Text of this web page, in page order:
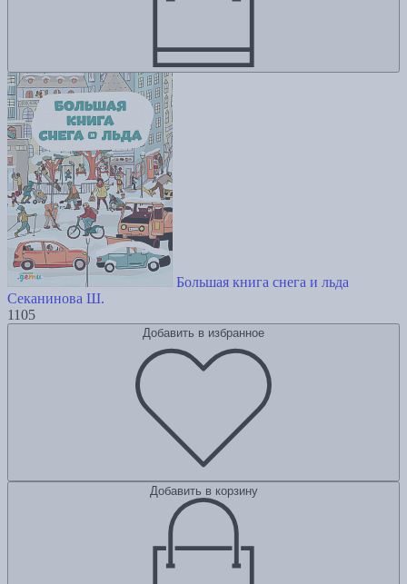
Большая книга снега и льда
Секанинова Ш.
1105
Добавить в избранное
Добавить в корзину